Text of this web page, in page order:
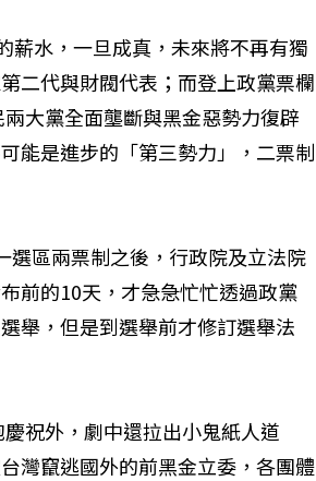
薪水，一旦成真，未來將不再有獨
二代與財閥代表；而登上政黨票欄
大黨全面壟斷與黑金惡勢力復辟
能是進步的「第三勢力」，二票制
選區兩票制之後，行政院及立法院
前的10天，才急急忙忙透過政黨
舉，但是到選舉前才修訂選舉法
祝外，劇中還拉出小鬼紙人道
灣竄逃國外的前黑金立委，各團體